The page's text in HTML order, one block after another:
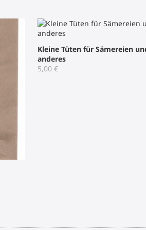
Kleine Tüten für Sämereien
anderes
5,00 €